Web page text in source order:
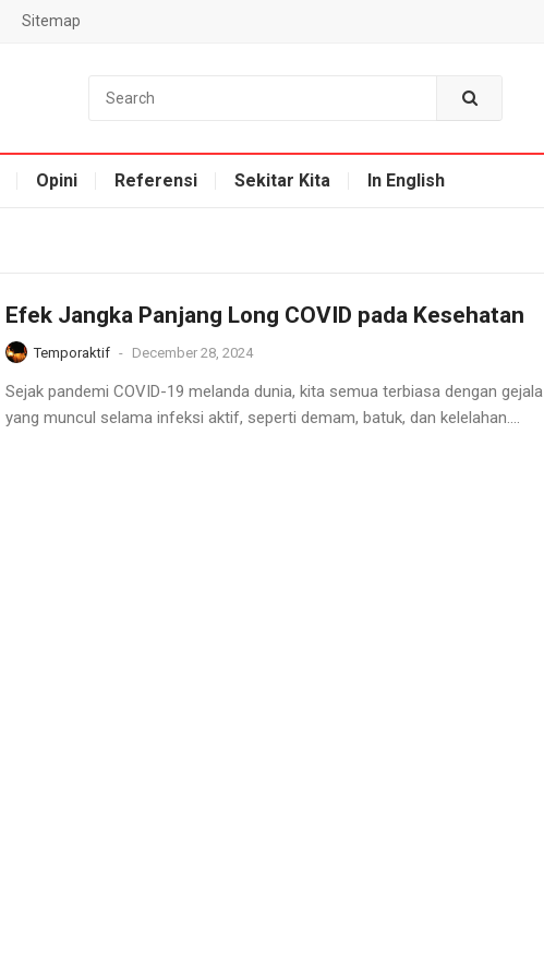
Sitemap
Opini Referensi Sekitar Kita In English
Efek Jangka Panjang Long COVID pada Kesehatan
Temporaktif - December 28, 2024
Sejak pandemi COVID-19 melanda dunia, kita semua terbiasa dengan gejala
yang muncul selama infeksi aktif, seperti demam, batuk, dan kelelahan....